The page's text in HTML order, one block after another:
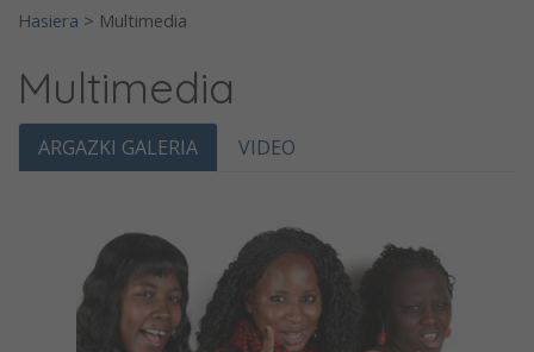
Hasiera > Multimedia
Multimedia
ARGAZKI GALERIA VIDEO